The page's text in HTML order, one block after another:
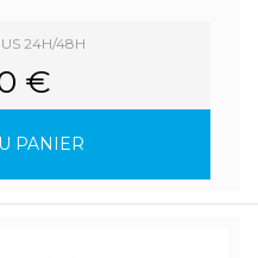
24H/48H
€
PANIER